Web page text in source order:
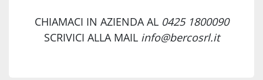
CHIAMACI IN AZIENDA AL 0425 1800090
SCRIVICI ALLA MAILinfo@bercosrl.it